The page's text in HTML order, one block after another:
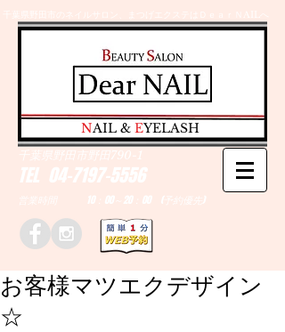
千葉県野田市のネイルサロン、まつげエクステはＤｅａｒＮAILへ
TEL 04-7197-5556
営業時間 10：00～20：00 (予約優先)
千葉県野田市野田790-1
​NAIL & EYELASH
お客様マツエクデザイン
☆